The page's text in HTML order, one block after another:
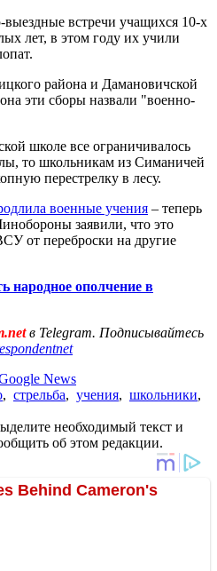
встречи учащихся 10-х
лет, в этом году их учили
района и Дамановичской
эти сборы назвали "военно-
школе все ограничивалось
то школьникам из Симаничей
перестрелку в лесу.
военные учения – теперь
заявили, что это
от переброски на другие
народное ополчение в
в Telegram. Подписывайтесь
News
, стрельба, учения, школьники,
необходимый текст и
об этом редакции.